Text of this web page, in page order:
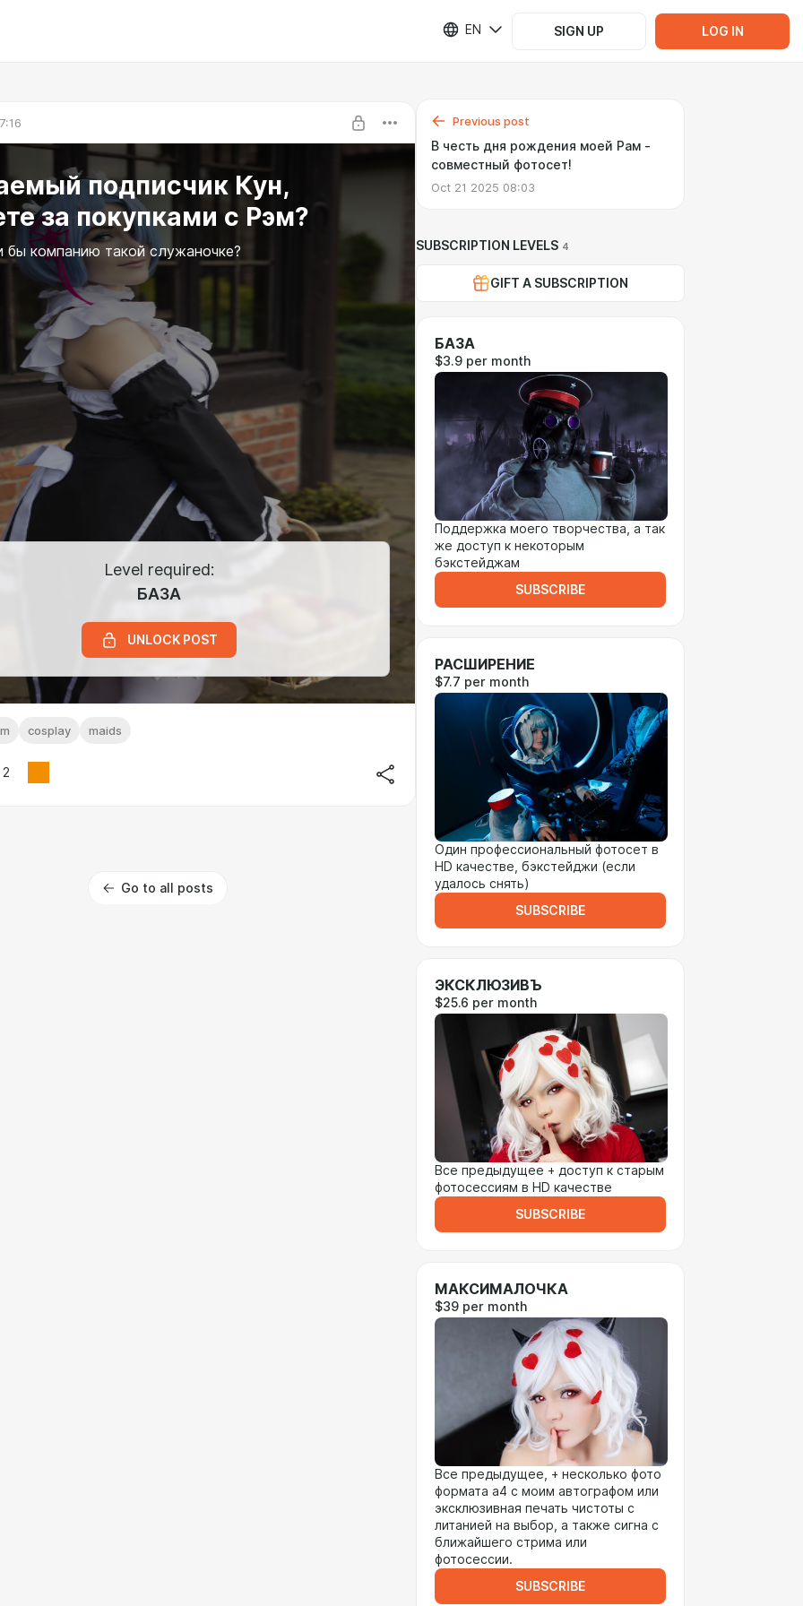
EN SIGN UP LOG IN
подписчик Кун,
за покупками с Рэм?
бы компанию такой служаночке?
Level required:
БАЗА
UNLOCK POST
cosplay maids
2
Go to all posts
Previous post
В честь дня рождения моей Рам -
совместный фотосет!
Oct 21 2025 08:03
SUBSCRIPTION LEVELS 4
GIFT A SUBSCRIPTION
БАЗА
$3.9 per month
Поддержка моего творчества, а так
же доступ к некоторым
бэкстейджам
SUBSCRIBE
РАСШИРЕНИЕ
$7.7 per month
Один профессиональный фотосет в
HD качестве, бэкстейджи (если
удалось снять)
SUBSCRIBE
ЭКСКЛЮЗИВЪ
$25.6 per month
Все предыдущее + доступ к старым
фотосессиям в HD качестве
SUBSCRIBE
МАКСИМАЛОЧКА
$39 per month
Все предыдущее, + несколько фото
формата а4 с моим автографом или
эксклюзивная печать чистоты с
литанией на выбор, а также сигна с
ближайшего стрима или
фотосессии.
SUBSCRIBE